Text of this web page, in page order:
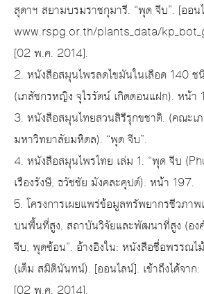
สุดาฯ สยามบรมราชกุมารี. “พุด จีบ”. [ออน
www.rspg.or.th/plants_data/
[02 พ.ค. 2014].
2. หนังสือสมุนไพรลดไขมันในเลือด 140 ช
(เภสัชกรหญิง จุไรรัตน์ เกิดดอนแฝก). หน้า
3. หนังสือสมุนไทยสวนสิรีรุกขชาติ. (คณะเ
มหาวิทยาลัยมหิดล). “พุด จีบ”.
4. หนังสือสมุนไพรไทย เล่ม 1. “พุด จีบ
เรืองรังษี, ธวัชชัย มังคละคุปต์). หน้า 197.
5. โครงการเผยแพร่ข้อมูลทรัพยากรชีวภ
บนพื้นที่สูง, สถาบันวิจัยและพัฒนาที่สูง (อง
จีบ, พุดซ้อน”. อ้างอิงใน: หนังสือชื่อพรรณไ
(เต็ม สมิตินันทน์). [ออนไลน์]. เข้าถึงได้จา
[02 พ.ค. 2014].